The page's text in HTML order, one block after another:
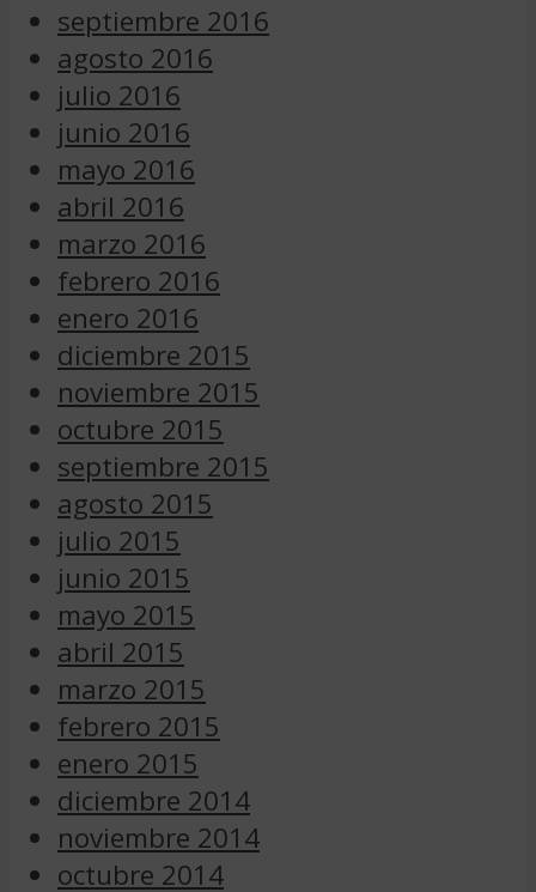
septiembre 2016
agosto 2016
julio 2016
junio 2016
mayo 2016
abril 2016
marzo 2016
febrero 2016
enero 2016
diciembre 2015
noviembre 2015
octubre 2015
septiembre 2015
agosto 2015
julio 2015
junio 2015
mayo 2015
abril 2015
marzo 2015
febrero 2015
enero 2015
diciembre 2014
noviembre 2014
octubre 2014